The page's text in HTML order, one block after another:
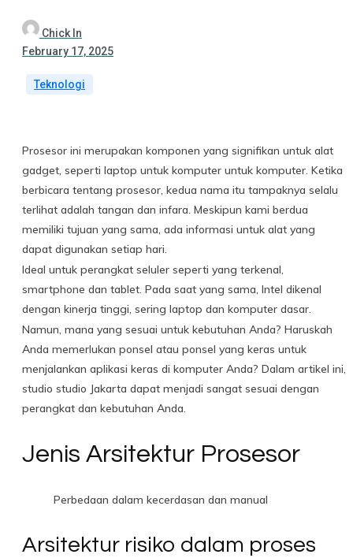
Chick In
February 17, 2025
Teknologi
Prosesor ini merupakan komponen yang signifikan untuk alat
gadget, seperti laptop untuk komputer untuk komputer. Ketika
berbicara tentang prosesor, kedua nama itu tampaknya selalu
terlihat adalah tangan dan infara. Meskipun kami berdua
memiliki tujuan yang sama, ada informasi untuk alat yang
dapat digunakan setiap hari.
Ideal untuk perangkat seluler seperti yang terkenal,
smartphone dan tablet. Pada saat yang sama, Intel dikenal
dengan kinerja tinggi, sering laptop dan komputer dasar.
Namun, mana yang sesuai untuk kebutuhan Anda? Haruskah
Anda memerlukan ponsel atau ponsel yang keras untuk
menjalankan aplikasi keras di komputer Anda? Dalam artikel ini,
studio studio Jakarta dapat menjadi sangat sesuai dengan
perangkat dan kebutuhan Anda.
Jenis Arsitektur Prosesor
Perbedaan dalam kecerdasan dan manual
Arsitektur risiko dalam proses